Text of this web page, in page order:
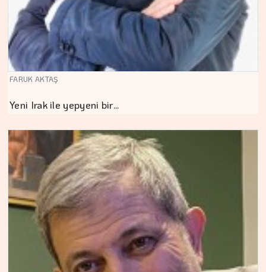
FARUK AKTAŞ
Yeni Irak ile yepyeni bir…